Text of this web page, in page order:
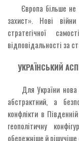
Європа більше не
захист». Нові
стратегічної
відповідальності за
УКРАЇНСЬКИЙ
Для України нова
абстрактний, а
конфлікти в
геополітичну
обережніше й